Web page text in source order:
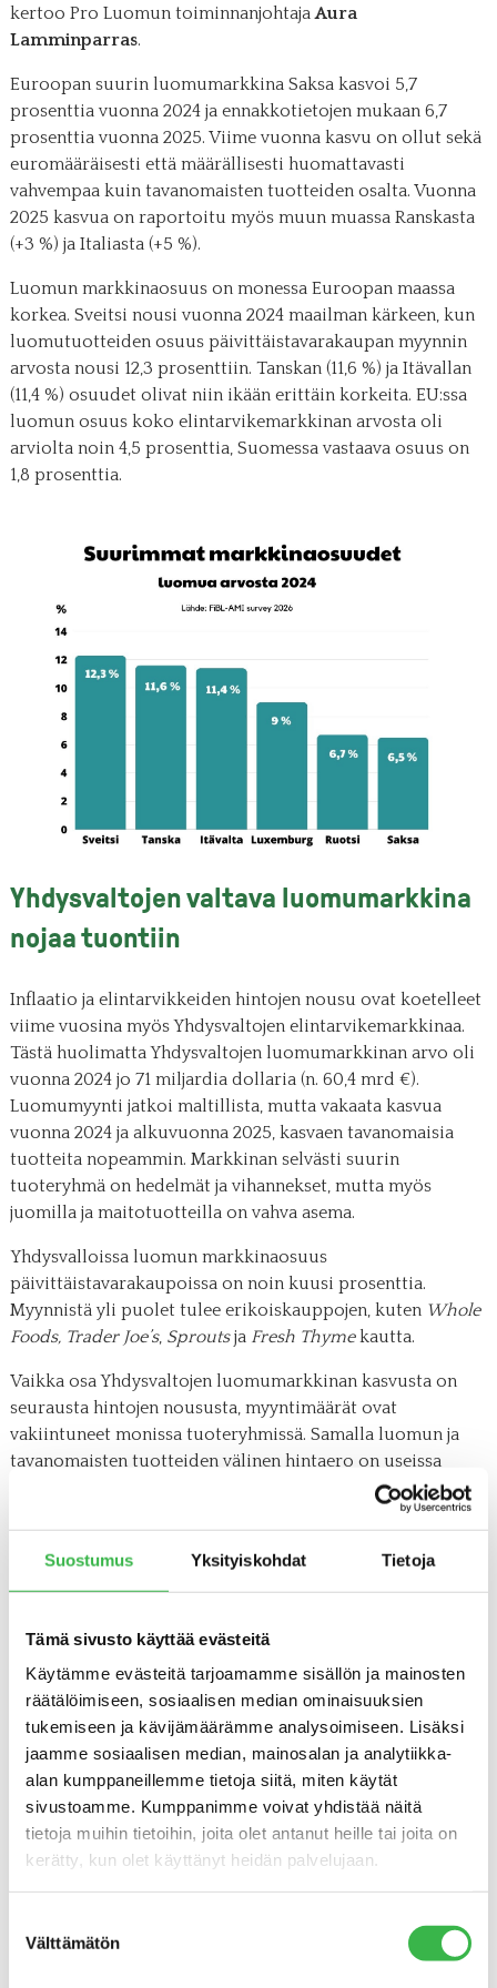
Suostumus Yksityiskohdat Tietoja
Tämä sivusto käyttää evästeitä
Käytämme evästeitä tarjoamamme sisällön ja mainosten
räätälöimiseen, sosiaalisen median ominaisuuksien
tukemiseen ja kävijämäärämme analysoimiseen. Lisäksi
jaamme sosiaalisen median, mainosalan ja analytiikka-
alan kumppaneillemme tietoja siitä, miten käytät
sivustoamme. Kumppanimme voivat yhdistää näitä
tietoja muihin tietoihin, joita olet antanut heille tai joita on
kerätty, kun olet käyttänyt heidän palvelujaan.
valinta
Välttämätön
kertoo Pro Luomun toiminnanjohtaja Aura
Lamminparras.
Euroopan suurin luomumarkkina Saksa kasvoi 5,7
prosenttia vuonna 2024 ja ennakkotietojen mukaan 6,7
prosenttia vuonna 2025. Viime vuonna kasvu on ollut sekä
euromääräisesti että määrällisesti huomattavasti
vahvempaa kuin tavanomaisten tuotteiden osalta. Vuonna
2025 kasvua on raportoitu myös muun muassa Ranskasta
(+3 %) ja Italiasta (+5 %).
Luomun markkinaosuus on monessa Euroopan maassa
korkea. Sveitsi nousi vuonna 2024 maailman kärkeen, kun
luomutuotteiden osuus päivittäistavarakaupan myynnin
arvosta nousi 12,3 prosenttiin. Tanskan (11,6 %) ja Itävallan
(11,4 %) osuudet olivat niin ikään erittäin korkeita. EU:ssa
luomun osuus koko elintarvikemarkkinan arvosta oli
arviolta noin 4,5 prosenttia, Suomessa vastaava osuus on
1,8 prosenttia.
Yhdysvaltojen valtava luomumarkkina
nojaa tuontiin
Inflaatio ja elintarvikkeiden hintojen nousu ovat koetelleet
viime vuosina myös Yhdysvaltojen elintarvikemarkkinaa.
Tästä huolimatta Yhdysvaltojen luomumarkkinan arvo oli
vuonna 2024 jo 71 miljardia dollaria (n. 60,4 mrd €).
Luomumyynti jatkoi maltillista, mutta vakaata kasvua
vuonna 2024 ja alkuvuonna 2025, kasvaen tavanomaisia
tuotteita nopeammin. Markkinan selvästi suurin
tuoteryhmä on hedelmät ja vihannekset, mutta myös
juomilla ja maitotuotteilla on vahva asema.
Yhdysvalloissa luomun markkinaosuus
päivittäistavarakaupoissa on noin kuusi prosenttia.
Myynnistä yli puolet tulee erikoiskauppojen, kuten Whole
Foods, Trader Joe’s, Sproutsja Fresh Thymekautta.
Vaikka osa Yhdysvaltojen luomumarkkinan kasvusta on
seurausta hintojen noususta, myyntimäärät ovat
vakiintuneet monissa tuoteryhmissä. Samalla luomun ja
tavanomaisten tuotteiden välinen hintaero on useissa
kategorioissa kaventunut, mikä on vahvistanut luomun
”Yhdysvallat on mielenkiintoinen luomumarkkina, se on
arvoltaan maailman suurin, jopa suurempi kuin koko EU,
viljelyalasta on luomutuotannossa. Tämä luo merkittävän
epätasapainon kysynnän ja tarjonnan välille ja lisää
Yhdysvaltojen riippuvuutta luomutuonnista”, analysoi
Lamminparras
Yhdysvaltojen tuontitilastojen mukaan eurooppalaiset
maat veivät vuonna 2024 Yhdysvaltoihin vähintään 0,49
miljoonaa tonnia luomutuotteita, mikä vastasi noin 15
prosenttia Yhdysvaltojen luomutuonnista (yht. 3,2
miljoonaa tonnia). Vaikka tilastot kattavat vain osan
tuoteryhmistä, ne osoittavat Euroopan vahvan aseman